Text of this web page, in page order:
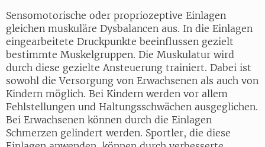
Sensomotorische oder propriozeptive Einlagen
gleichen muskuläre Dysbalancen aus. In die Einlagen
eingearbeitete Druckpunkte beeinflussen gezielt
bestimmte Muskelgruppen. Die Muskulatur wird
durch diese gezielte Ansteuerung trainiert. Dabei ist
sowohl die Versorgung von Erwachsenen als auch von
Kindern möglich. Bei Kindern werden vor allem
Fehlstellungen und Haltungsschwächen ausgeglichen.
Bei Erwachsenen können durch die Einlagen
Schmerzen gelindert werden. Sportler, die diese